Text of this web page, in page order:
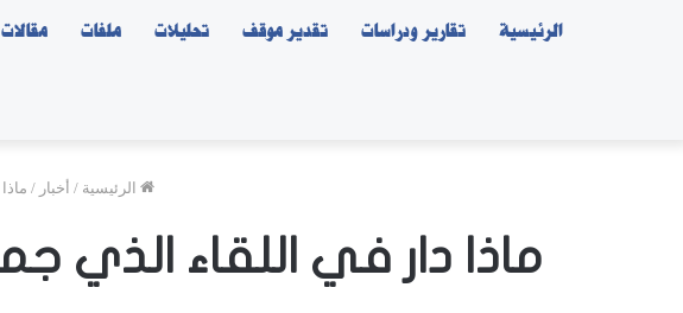
الرئيسية تقارير ودراسات تقدير موقف تحليلات ملفات مقالات
الرئيسية / أخبار /
ماذا دار في اللقاء الذي